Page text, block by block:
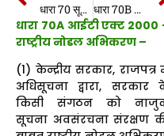
धारा 70 सूचना प्रौधोगिकी अधिनियम 2000 | धारा 70 आईटी एक्ट 2000 | Section 70 IT Act 2000 in hindi धारा 70B सूचना प्रौधोगिकी अधिनियम 2000 | धारा 70B आईटी एक्ट 2000 | Section 70B IT Act 2000 in hindi
धारा 70A आईटी एक्ट 2000
राष्ट्रीय नोडल अभिकरण –
(1) केन्द्रीय सरकार, राजपत्र
अधिसूचना द्वारा, सरकार
किसी संगठन को
सूचना अवसंरचना संरक्षण